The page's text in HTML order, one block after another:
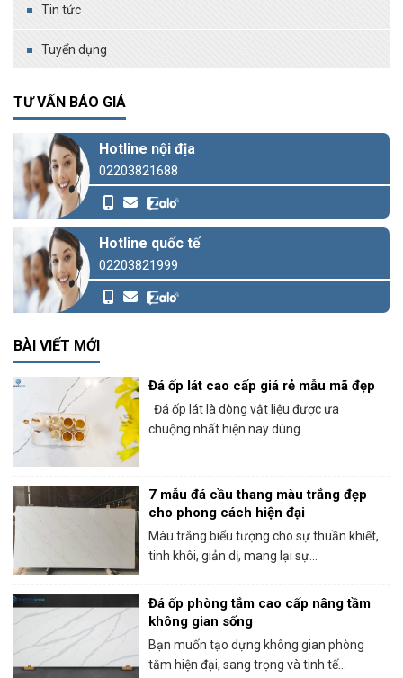
Tin tức
Tuyển dụng
TƯ VẤN BÁO GIÁ
Hotline nội địa
02203821688
Hotline quốc tế
02203821999
BÀI VIẾT MỚI
Đá ốp lát cao cấp giá rẻ mẫu mã đẹp
Đá ốp lát là dòng vật liệu được ưa
chuộng nhất hiện nay dùng...
7 mẫu đá cầu thang màu trắng đẹp
cho phong cách hiện đại
Màu trắng biểu tượng cho sự thuần khiết,
tinh khôi, giản dị, mang lại sự...
Đá ốp phòng tắm cao cấp nâng tầm
không gian sống
Bạn muốn tạo dựng không gian phòng
tắm hiện đại, sang trọng và tinh tế...